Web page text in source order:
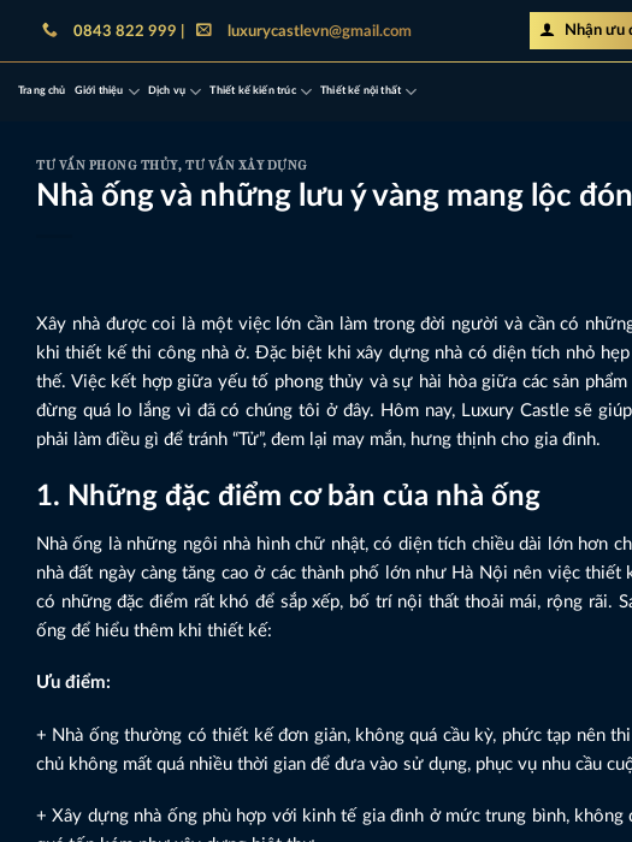
dung
0843 822 999 | luxurycastlevn@gmail.com Nhận ưu
Trang chủ Giới thiệu Dịch vụ Thiết kế kiến trúc Thiết kế nội thất
TƯ VẤN PHONG THỦY, TƯ VẤN XÂY DỰNG
Nhà ống và những lưu ý vàng mang lộc
Xây nhà được coi là một việc lớn cần làm trong đời người và cần có
khi thiết kế thi công nhà ở. Đặc biệt khi xây dựng nhà có diện tích nhỏ
thế. Việc kết hợp giữa yếu tố phong thủy và sự hài hòa giữa các sản
đừng quá lo lắng vì đã có chúng tôi ở đây. Hôm nay, Luxury Castle sẽ
phải làm điều gì để tránh “Tử”, đem lại may mắn, hưng thịnh cho gia đình.
1. Những đặc điểm cơ bản của nhà ống
Nhà ống là những ngôi nhà hình chữ nhật, có diện tích chiều dài lớn hơn
nhà đất ngày càng tăng cao ở các thành phố lớn như Hà Nội nên việc
có những đặc điểm rất khó để sắp xếp, bố trí nội thất thoải mái, rộng rãi.
ống để hiểu thêm khi thiết kế:
Ưu điểm:
+ Nhà ống thường có thiết kế đơn giản, không quá cầu kỳ, phức tạp nên
chủ không mất quá nhiều thời gian để đưa vào sử dụng, phục vụ nhu cầu
+ Xây dựng nhà ống phù hợp với kinh tế gia đình ở mức trung bình,